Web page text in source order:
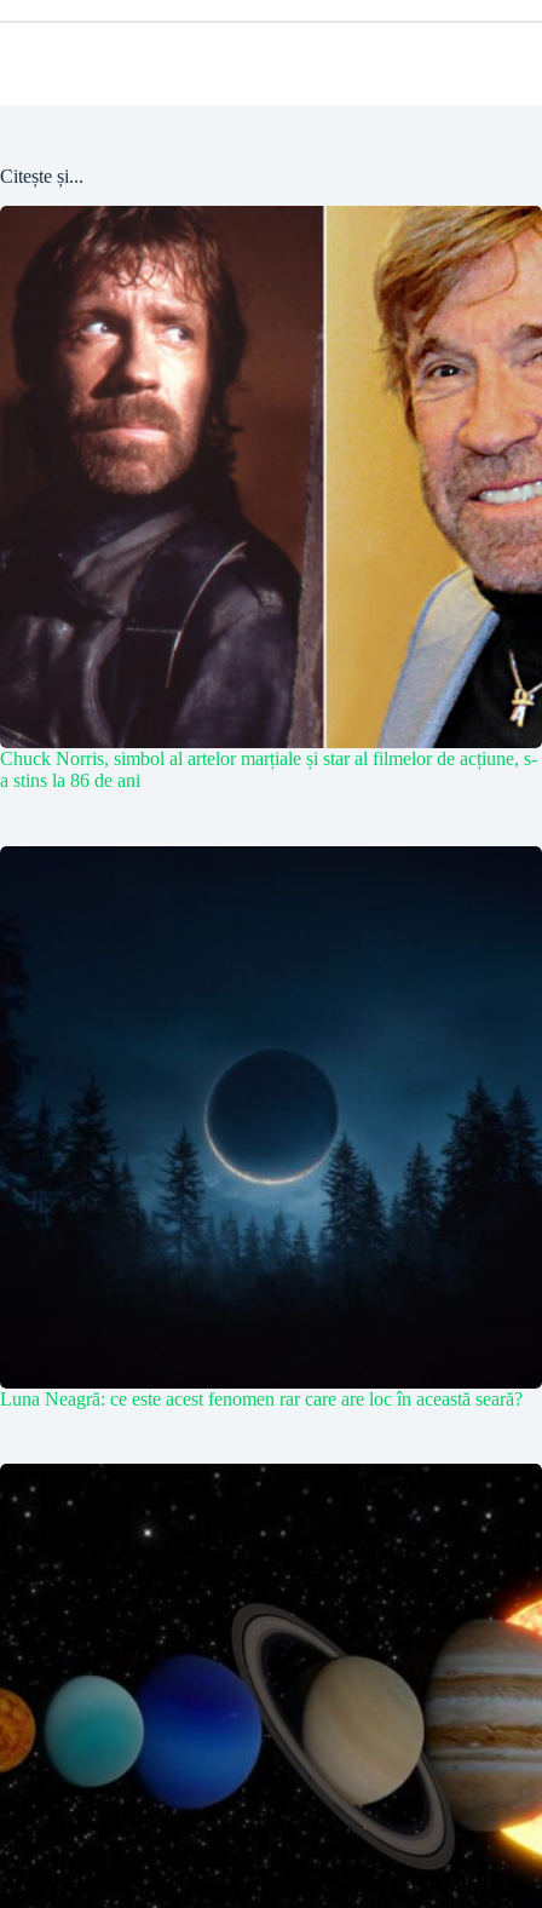
Citește și...
Chuck Norris, simbol al artelor marțiale și star al filmelor de acțiune, s-
a stins la 86 de ani
Luna Neagră: ce este acest fenomen rar care are loc în această seară?